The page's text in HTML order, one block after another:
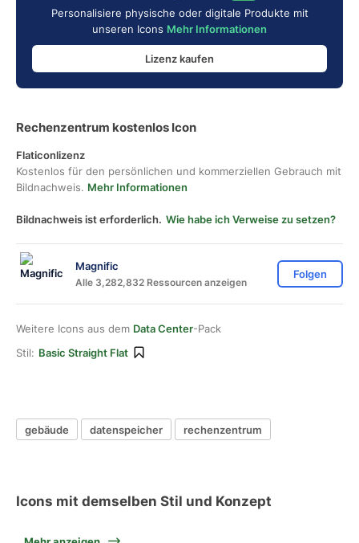
Personalisiere physische oder digitale Produkte mit
unseren Icons Mehr Informationen
Lizenz kaufen
Rechenzentrum kostenlos Icon
Flaticonlizenz
Kostenlos für den persönlichen und kommerziellen Gebrauch mit
Bildnachweis. Mehr Informationen
Bildnachweis ist erforderlich. Wie habe ich Verweise zu setzen?
Magnific
Alle 3,282,832 Ressourcen anzeigen
Folgen
Weitere Icons aus dem Data Center-Pack
Stil: Basic Straight Flat
gebäude datenspeicher rechenzentrum
Icons mit demselben Stil und Konzept